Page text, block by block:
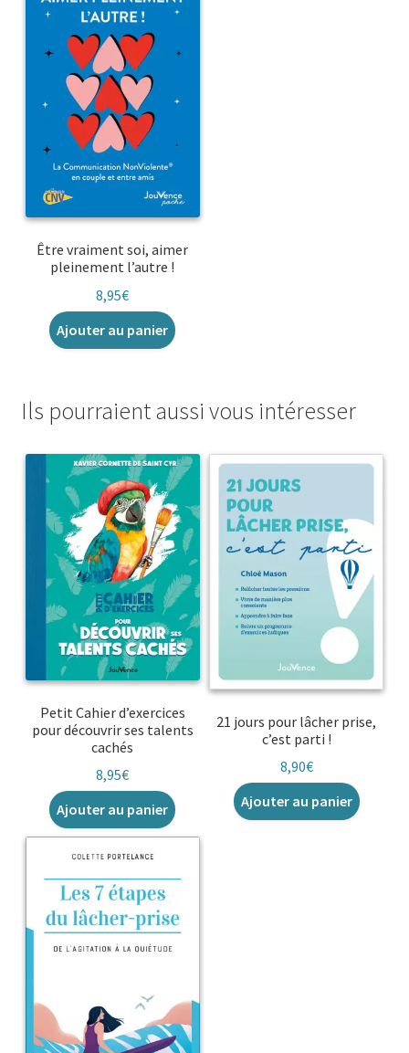
Être vraiment soi, aimer
pleinement l’autre !
8,95€
Ajouter au panier
Ils pourraient aussi vous intéresser
Petit Cahier d’exercices
pour découvrir ses talents
cachés
8,95€
Ajouter au panier
21 jours pour lâcher prise,
c’est parti !
8,90€
Ajouter au panier